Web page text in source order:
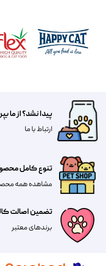
تضمین اصالت
​​برندهای معتبر​​​​​​​
تنوع کامل
مشاهده همه
پیدا نشد؟ از
​​​ارتباط با ما